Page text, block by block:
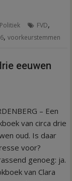
Politiek FVD,
,voorkeurstemmen
eeuwen
– Een
van circa drie
oud. Is daar
voor?
genoeg: ja.
van Clara